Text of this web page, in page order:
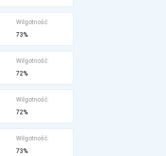
Wilgotność:
73%
Wilgotność:
72%
Wilgotność:
72%
Wilgotność:
73%